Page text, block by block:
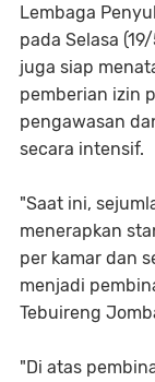
Lembaga
pada Selasa
juga siap
pemberian izin
pengawasan
secara intensif.
"Saat ini,
menerapkan
per kamar dan
menjadi
Tebuireng
"Di atas